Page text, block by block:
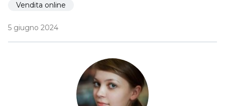
Vendita online
5 giugno 2024